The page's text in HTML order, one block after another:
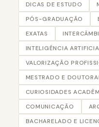
DICAS DE ESTUDO
PÓS-GRADUAÇÃO
EXATAS
INTELIGÊNCIA
VALORIZAÇÃO
MESTRADO E
CURIOSIDADES
COMUNICAÇÃO
BACHARELADO E